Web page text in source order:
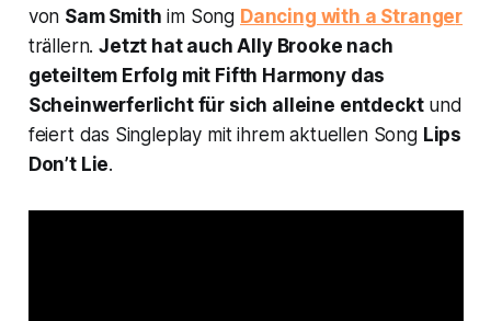
von Sam Smith im Song Dancing with a Stranger
trällern.Jetzt hat auch Ally Brooke nach
geteiltem Erfolg mit Fifth Harmony das
Scheinwerferlicht für sich alleine entdecktund
feiert das Singleplay mit ihrem aktuellen Song Lips
Don’t Lie.